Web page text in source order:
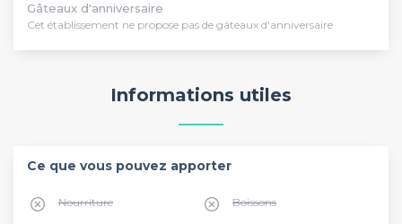
Gâteaux d'anniversaire
Cet établissement ne propose pas de gâteaux d'anniversaire
Informations utiles
Ce que vous pouvez apporter
Nourriture Boissons